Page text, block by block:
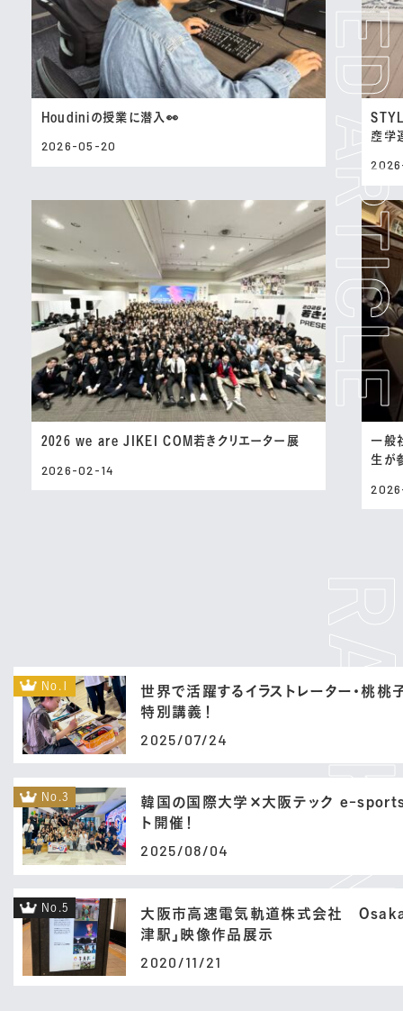
Houdiniの授業に潜入👀
2026-05-20
産学
2026 we are JIKEI COM若きクリエーター展
2026-02-14
一般
生が
No.1
世界で活躍するイラストレーター・桃桃
特別講義！
2025/07/24
No.3
韓国の国際大学×大阪テック e-
ト開催！
2025/08/04
No.5
大阪市高速電気軌道株式会社
津駅」映像作品展示
2020/11/21